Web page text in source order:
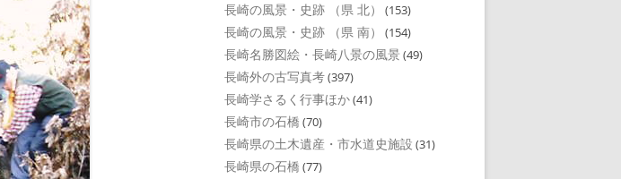
長崎の風景・史跡 （県 北） (153)
長崎の風景・史跡 （県 南） (154)
長崎名勝図絵・長崎八景の風景 (49)
長崎外の古写真考(397)
長崎学さるく行事ほか(41)
長崎市の石橋 (70)
長崎県の土木遺産・市水道史施設 (31)
長崎県の石橋 (77)